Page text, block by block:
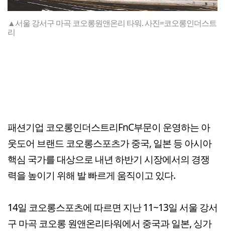
▲서울 강서구 마곡 코오롱원앤온리 타워. 사진=코오롱인더스트
리
패션기업 코오롱인더스트리FnC부문이 운영하는 아
웃도어 브랜드 코오롱스포츠가 중국, 일본 등 아시아
핵심 국가를 대상으로 내년 하반기 시장에서의 경쟁
력을 높이기 위해 발 빠르게 움직이고 있다.
14일 코오롱스포츠에 따르면 지난 11~13일 서울 강서
구 마곡 코오롱 원앤온리타워에서 중국과 일본, 싱가